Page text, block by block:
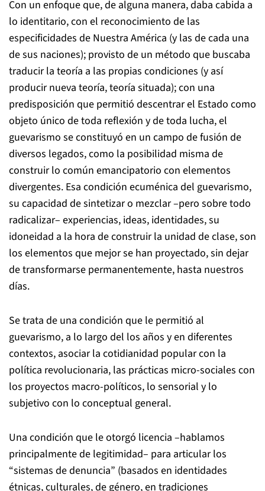
Con un enfoque que, de alguna manera, daba cabida a
lo identitario, con el reconocimiento de las
especificidades de Nuestra América (y las de cada una
de sus naciones); provisto de un método que buscaba
traducir la teoría a las propias condiciones (y así
producir nueva teoría, teoría situada); con una
predisposición que permitió descentrar el Estado como
objeto único de toda reflexión y de toda lucha, el
guevarismo se constituyó en un campo de fusión de
diversos legados, como la posibilidad misma de
construir lo común emancipatorio con elementos
divergentes. Esa condición ecuménica del guevarismo,
su capacidad de sintetizar o mezclar –pero sobre todo
radicalizar– experiencias, ideas, identidades, su
idoneidad a la hora de construir la unidad de clase, son
los elementos que mejor se han proyectado, sin dejar
de transformarse permanentemente, hasta nuestros
días.
Se trata de una condición que le permitió al
guevarismo, a lo largo del los años y en diferentes
contextos, asociar la cotidianidad popular con la
política revolucionaria, las prácticas micro-sociales con
los proyectos macro-políticos, lo sensorial y lo
subjetivo con lo conceptual general.
Una condición que le otorgó licencia –hablamos
principalmente de legitimidad– para articular los
“sistemas de denuncia” (basados en identidades
étnicas, culturales, de género, en tradiciones